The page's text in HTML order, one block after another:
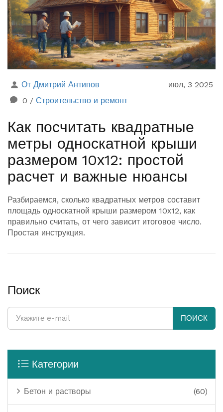
От Дмитрий Антипов
июл, 3 2025
0 / Строительство и ремонт
Как посчитать квадратные
метры односкатной крыши
размером 10х12: простой
расчет и важные нюансы
Разбираемся, сколько квадратных метров составит
площадь односкатной крыши размером 10х12, как
правильно считать, от чего зависит итоговое число.
Простая инструкция.
Поиск
ПОИСК
Категории
Бетон и растворы (60)